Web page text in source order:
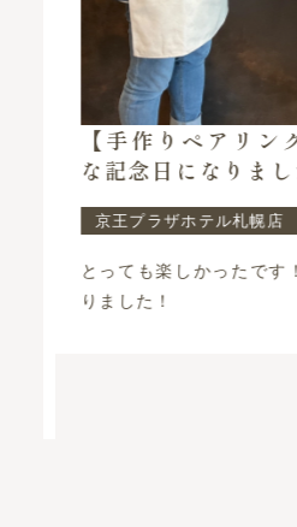
【手作りペアリン
な記念日になりまし
京王プラザホテル札幌店
とっても楽しかったです
りました！